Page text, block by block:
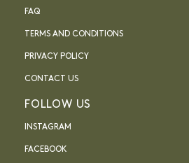
FAQ
TERMS AND CONDITIONS
PRIVACY POLICY
CONTACT US
FOLLOW US
INSTAGRAM
FACEBOOK